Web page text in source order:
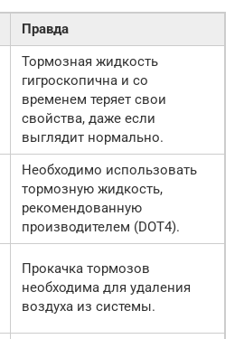
Правда
Тормозная жидкость
гигроскопична и со
временем теряет свои
свойства, даже если
выглядит нормально.
Необходимо использовать
тормозную жидкость,
рекомендованную
производителем (DOT4).
Прокачка тормозов
необходима для удаления
воздуха из системы.